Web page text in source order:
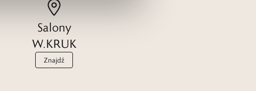
Salony
W.KRUK
Znajdź